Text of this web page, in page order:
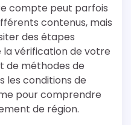
compte peut parfois
contenus, mais
des étapes
vérification de votre
de méthodes de
les conditions de
pour comprendre
de région.